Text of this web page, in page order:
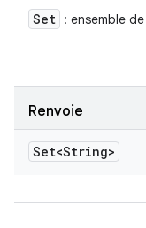
Set : ensemble de
Renvoie
Set<String>